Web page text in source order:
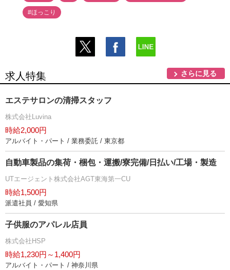
#ほっこり
求人特集 さらに見る
エステサロンの清掃スタッフ
株式会社Luvina
時給2,000円
アルバイト・パート / 業務委託 / 東京都
自動車製品の集荷・梱包・運搬/寮完備/日払い/工場・製造
UTエージェント株式会社AGT東海第一CU
時給1,500円
派遣社員 / 愛知県
子供服のアパレル店員
株式会社HSP
時給1,230円～1,400円
アルバイト・パート / 神奈川県